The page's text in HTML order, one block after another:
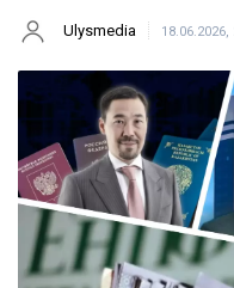
Ulysmedia 18.06.2026,